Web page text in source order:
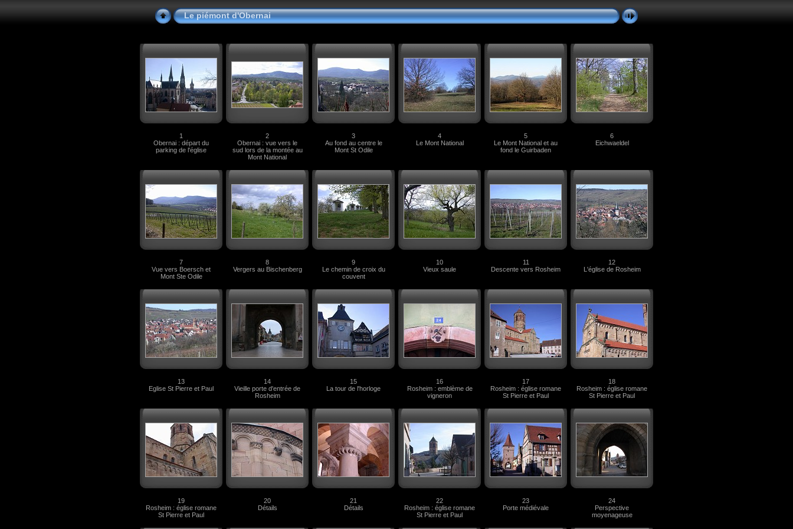
Le piémont d'Obernai
1
Obernai : départ du
parking de l'église
2
Obernai : vue vers le
sud lors de la montée au
Mont National
3
Au fond au centre le
Mont St Odile
4
Le Mont National
5
Le Mont National et au
fond le Guirbaden
6
Eichwaeldel
7
Vue vers Boersch et
Mont Ste Odile
8
Vergers au Bischenberg
9
Le chemin de croix du
couvent
10
Vieux saule
11
Descente vers Rosheim
12
L'église de Rosheim
13
Eglise St Pierre et Paul
14
Vieille porte d'entrée de
Rosheim
15
La tour de l'horloge
16
Rosheim : emblème de
vigneron
17
Rosheim : église romane
St Pierre et Paul
18
Rosheim : église romane
St Pierre et Paul
19
Rosheim : église romane
St Pierre et Paul
20
Détails
21
Détails
22
Rosheim : église romane
St Pierre et Paul
23
Porte médiévale
24
Perspective
moyenageuse